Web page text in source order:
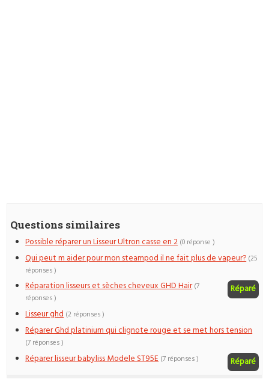
Questions similaires
Possible réparer un Lisseur Ultron casse en 2 (0 réponse )
Qui peut m aider pour mon steampod il ne fait plus de vapeur? (25
réponses )
Réparation lisseurs et sèches cheveux GHD Hair Réparé
(7
réponses )
Lisseur ghd (2 réponses )
Réparer Ghd platinium qui clignote rouge et se met hors tension
(7 réponses )
Réparer lisseur babyliss Modele ST95E Réparé
(7 réponses )